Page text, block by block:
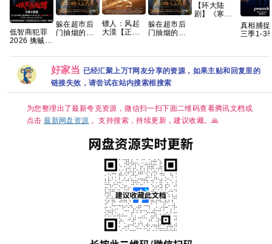
低智商犯罪
2026 擒贼记
骁 田曦薇 王
传君 已更最
新 夸克
躲在超市后
门抽烟的两
镖人：风起
大漠【正式
霆锋｜武侠/
动作】 【蓝
光原盘
REMUX｜国
粤双语】夸
躲在超市后
门抽烟的两
【环大陆
剧】《寒阳
中字/三无
版】【共16
集】
真相捕捉
三季1-3
黛·格兰
帕帕·厄
好家当 已经汇聚上万T网友分享的资源，如果主贴和回复里的
链接失效，请尝试在站内搜索框搜索
为您整理出了最新夸克资源，微信扫一扫下面二维码查看腾讯文档或
点击最新网盘资源 。支持搜索，持续更新，建议收藏。🙏